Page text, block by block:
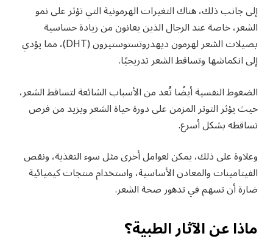
إلى جانب ذلك، هناك التغيرات الهرمونية التي تؤثر على نمو
الشعر، خاصة عند الرجال الذين يعانون من زيادة حساسية
بصيلات الشعر لهرمون ديهدروتستوستيرون (DHT)، مما يؤدي
إلى انكماشها وتساقط الشعر تدريجيًا.
الضغوط النفسية أيضًا تُعد من الأسباب الشائعة لتساقط الشعر،
حيث يؤثر التوتر المزمن على دورة حياة الشعر ويزيد من فرص
تساقطه بشكل أسرع.
وعلاوة على ذلك، يمكن لعوامل أخرى مثل سوء التغذية، ونقص
الفيتامينات والمعادن الأساسية، واستخدام منتجات كيميائية
ضارة أن تسهم في تدهور صحة الشعر.
ماذا عن الآثار الطبية؟